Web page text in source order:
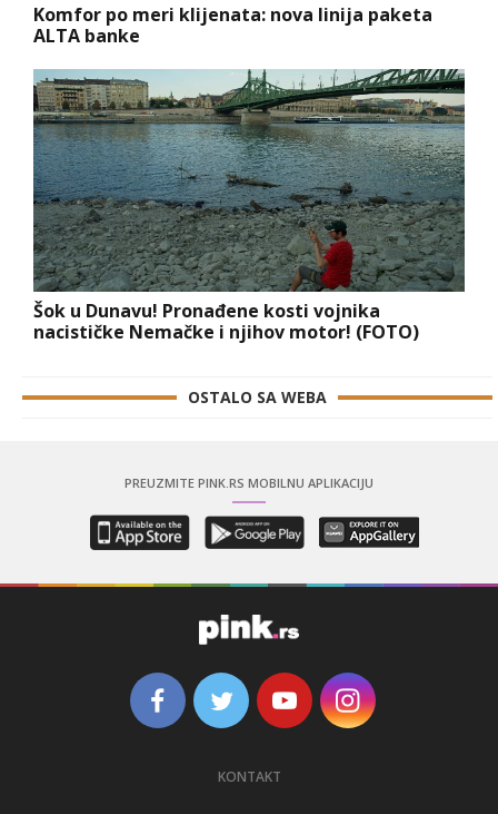
Komfor po meri klijenata: nova linija paketa
ALTA banke
Šok u Dunavu! Pronađene kosti vojnika
nacističke Nemačke i njihov motor! (FOTO)
OSTALO SA WEBA
PREUZMITE PINK.RS MOBILNU APLIKACIJU
KONTAKT